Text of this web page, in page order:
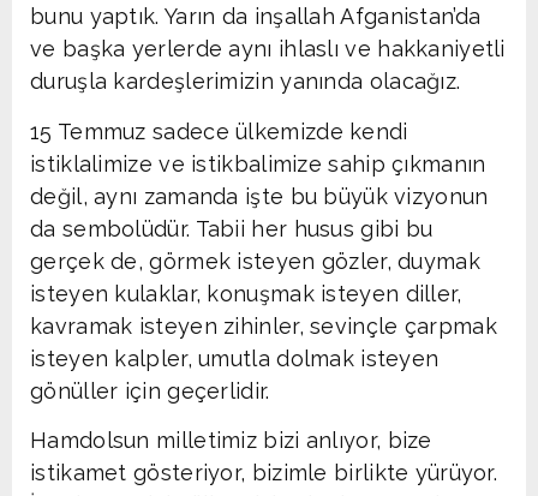
bunu yaptık. Yarın da inşallah Afganistan’da
ve başka yerlerde aynı ihlaslı ve hakkaniyetli
duruşla kardeşlerimizin yanında olacağız.
15 Temmuz sadece ülkemizde kendi
istiklalimize ve istikbalimize sahip çıkmanın
değil, aynı zamanda işte bu büyük vizyonun
da sembolüdür. Tabii her husus gibi bu
gerçek de, görmek isteyen gözler, duymak
isteyen kulaklar, konuşmak isteyen diller,
kavramak isteyen zihinler, sevinçle çarpmak
isteyen kalpler, umutla dolmak isteyen
gönüller için geçerlidir.
Hamdolsun milletimiz bizi anlıyor, bize
istikamet gösteriyor, bizimle birlikte yürüyor.